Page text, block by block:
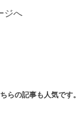
ジへ
らの記事も人気です。